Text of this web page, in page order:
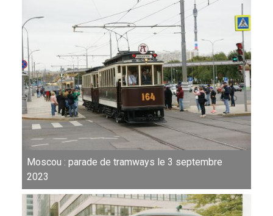
Moscou : parade de tramways le 3 septembre
2023